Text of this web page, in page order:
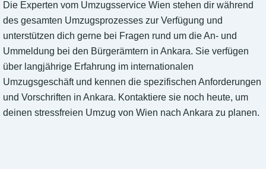
Die Experten vom Umzugsservice Wien stehen dir während
des gesamten Umzugsprozesses zur Verfügung und
unterstützen dich gerne bei Fragen rund um die An- und
Ummeldung bei den Bürgerämtern in Ankara. Sie verfügen
über langjährige Erfahrung im internationalen
Umzugsgeschäft und kennen die spezifischen Anforderungen
und Vorschriften in Ankara. Kontaktiere sie noch heute, um
deinen stressfreien Umzug von Wien nach Ankara zu planen.